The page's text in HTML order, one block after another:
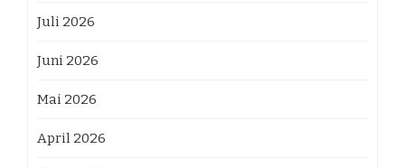
Juli 2026
Juni 2026
Mai 2026
April 2026